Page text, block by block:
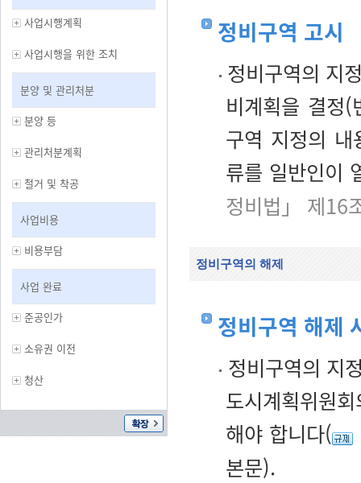
사업시행계획
사업시행을 위한 조치
분양 및 관리처분
분양 등
관리처분계획
철거 및 착공
사업비용
비용부담
사업 완료
준공인가
소유권 이전
청산
정비구역 고시
정비구역의 지
비계획을 결정
구역 지정의 내
류를 일반인이
정비법」 제16
정비구역의 해제
정비구역 해제
정비구역의 지
도시계획위원
해야 합니다(
본문).